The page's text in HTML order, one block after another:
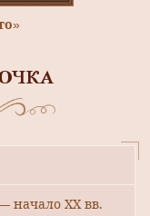
начало ХХ вв.